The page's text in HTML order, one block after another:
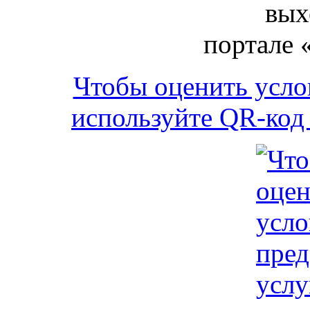
портале
Чтобы оценить
используйте QR-